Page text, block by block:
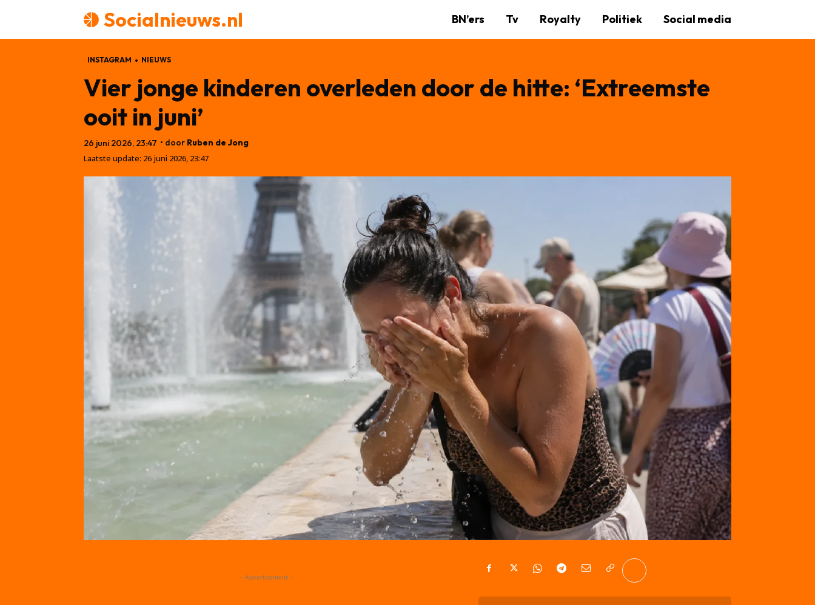
Socialnieuws.nl BN’ers Tv Royalty Politiek Social media
INSTAGRAM NIEUWS
Vier jonge kinderen overleden door de hitte: ‘Extreemste
ooit in juni’
26 juni 2026, 23:47 • door Ruben de Jong
Laatste update: 26 juni 2026, 23:47
- Advertisement -